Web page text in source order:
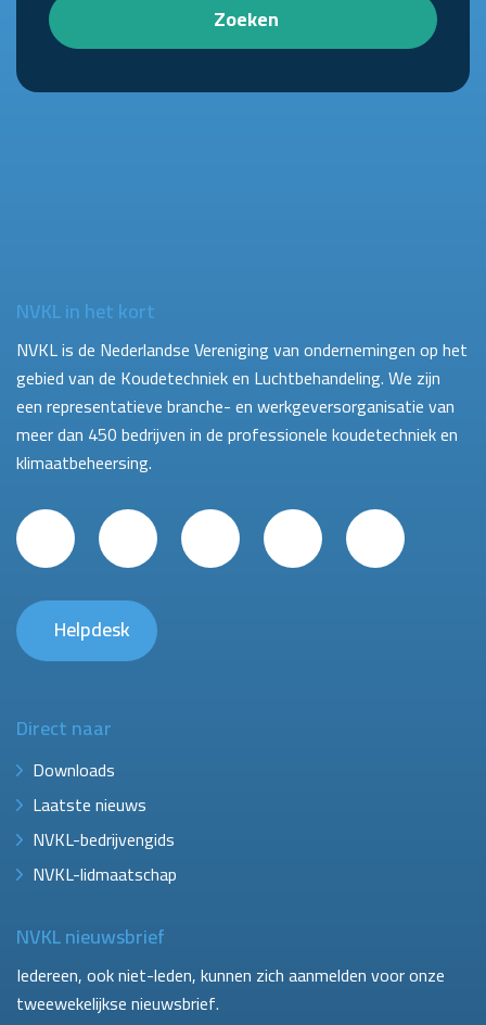
Zoeken
NVKL in het kort
NVKL is de Nederlandse Vereniging van ondernemingen op het
gebied van de Koudetechniek en Luchtbehandeling. We zijn
een representatieve branche- en werkgeversorganisatie van
meer dan 450 bedrijven in de professionele koudetechniek en
klimaatbeheersing.
Helpdesk
Direct naar
Downloads
Laatste nieuws
NVKL-bedrijvengids
NVKL-lidmaatschap
NVKL nieuwsbrief
Iedereen, ook niet-leden, kunnen zich aanmelden voor onze
tweewekelijkse nieuwsbrief.